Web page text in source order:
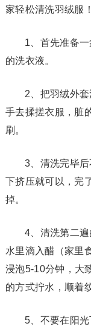
家轻松清洗羽绒服！
1、首先准备
的洗衣液。
2、把羽绒外
手去揉搓衣服，脏
刷。
3、清洗完毕
下挤压就可以，完
掉。
4、清洗第二
水里滴入醋（家里
浸泡5-10分钟，大
的方式拧水，顺着
5、不要在阳